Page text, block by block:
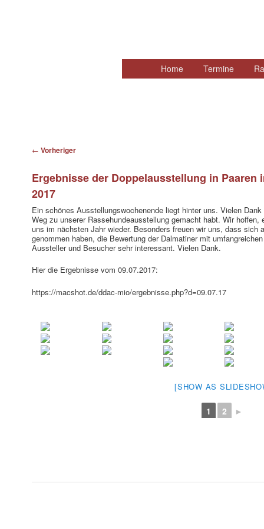
Zum
Home Termine
Beitragsnavigation
← Vorheriger
Ergebnisse der Doppelausstellung in Paaren
2017
Ein schönes Ausstellungswochenende liegt hinter uns. Vielen
Weg zu unserer Rassehundeausstellung gemacht habt. Wir
uns im nächsten Jahr wieder. Besonders freuen wir uns, dass sich
genommen haben, die Bewertung der Dalmatiner mit
Aussteller und Besucher sehr interessant. Vielen Dank.
Hier die Ergebnisse vom 09.07.2017:
https://macshot.de/ddac-mio/ergebnisse.php?d=09.07.17
[SHOW AS
1 2 ►